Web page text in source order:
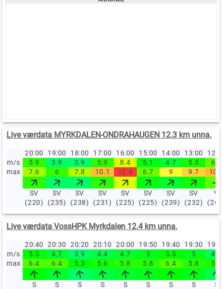
Live værdata MYRKDALEN-ONDRAHAUGEN 12.3 km unna.
20:00 19:00 18:00 17:00 16:00 15:00 14:00 13:00
m/s
5.9 3.9 3.9 5.9 8.4 5.1 4.7 5.5
6.6
max
7.6 6 7.8 10.1 12.6 6.7 9 9.7
SV
(220)
SV
(235)
SV
(238)
SV
(231)
SV
(225)
SV
(225)
SV
(239)
SV
(232)
V
Live værdata VossHPK Myrkdalen 12.4 km unna.
20:40 20:30 20:20 20:10 20:00 19:50 19:40 19:30
m/s
5.3 4.7 3.9 4.4 4.7 5 5.3 5
4.2
max
6.4 6.4 5.3 5.6 5.8 5.8 6.4 5.8 5.6
S
S
S
S
S
S
S
S
S